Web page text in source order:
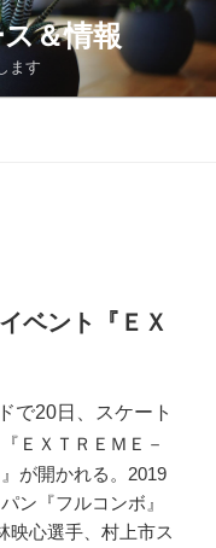
＆情報
ます
ベント『ＥＸ
で20日、スケート
『ＥＸＴＲＥＭＥ－
が開かれる。2019
ン『フルコンボ』
映心選手、村上市ス